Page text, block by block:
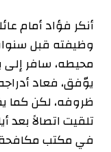
أنكر فؤاد أمام
وظيفته قبل
محيطه، سافر إلى
يوّفق، فعاد
ظروفه، لكن كما
تلقيت اتصالاً بعد
في مكتب مكافحة